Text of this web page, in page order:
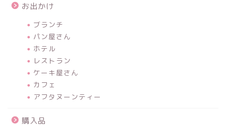
お出かけ
ブランチ
パン屋さん
ホテル
レストラン
ケーキ屋さん
カフェ
アフタヌーンティー
購入品